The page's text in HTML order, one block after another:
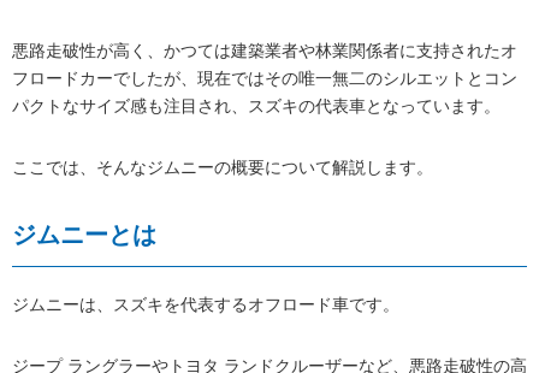
悪路走破性が高く、かつては建築業者や林業関係者に支持されたオ
フロードカーでしたが、現在ではその唯一無二のシルエットとコン
パクトなサイズ感も注目され、スズキの代表車となっています。
ここでは、そんなジムニーの概要について解説します。
ジムニーとは
ジムニーは、スズキを代表するオフロード車です。
ジープ ラングラーやトヨタ ランドクルーザーなど、悪路走破性の高